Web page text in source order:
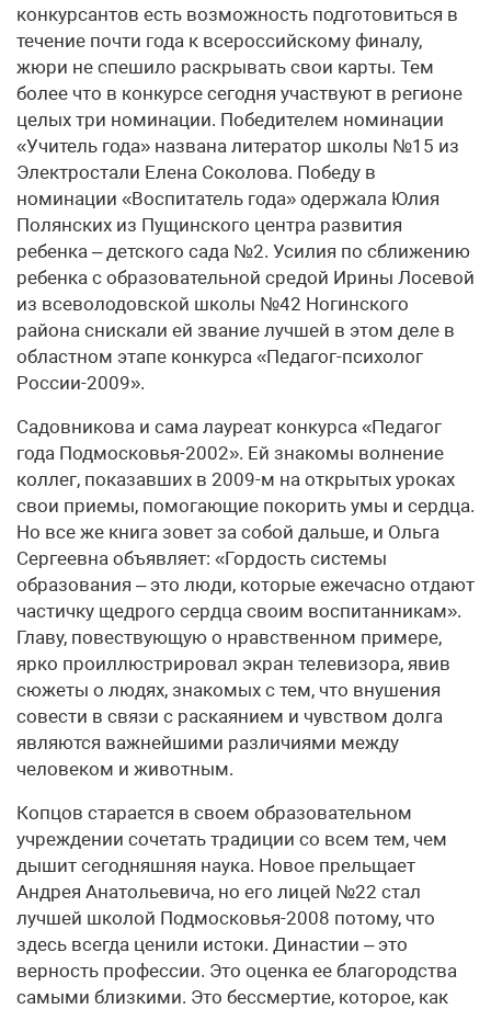
конкурсантов есть возможность подготовиться в
течение почти года к всероссийскому финалу,
жюри не спешило раскрывать свои карты. Тем
более что в конкурсе сегодня участвуют в регионе
целых три номинации. Победителем номинации
«Учитель года» названа литератор школы №15 из
Электростали Елена Соколова. Победу в
номинации «Воспитатель года» одержала Юлия
Полянских из Пущинского центра развития
ребенка – детского сада №2. Усилия по сближению
ребенка с образовательной средой Ирины Лосевой
из всеволодовской школы №42 Ногинского
района снискали ей звание лучшей в этом деле в
областном этапе конкурса «Педагог-психолог
России-2009».
Садовникова и сама лауреат конкурса «Педагог
года Подмосковья-2002». Ей знакомы волнение
коллег, показавших в 2009-м на открытых уроках
свои приемы, помогающие покорить умы и сердца.
Но все же книга зовет за собой дальше, и Ольга
Сергеевна объявляет: «Гордость системы
образования – это люди, которые ежечасно отдают
частичку щедрого сердца своим воспитанникам».
Главу, повествующую о нравственном примере,
ярко проиллюстрировал экран телевизора, явив
сюжеты о людях, знакомых с тем, что внушения
совести в связи с раскаянием и чувством долга
являются важнейшими различиями между
человеком и животным.
Копцов старается в своем образовательном
учреждении сочетать традиции со всем тем, чем
дышит сегодняшняя наука. Новое прельщает
Андрея Анатольевича, но его лицей №22 стал
лучшей школой Подмосковья-2008 потому, что
здесь всегда ценили истоки. Династии – это
верность профессии. Это оценка ее благородства
самыми близкими. Это бессмертие, которое, как